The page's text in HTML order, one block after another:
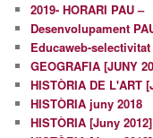
2019- HORARI PAU –
Desenvolupament
Educaweb-selectivitat
GEOGRAFIA [JUNY
HISTÒRIA DE L'ART
HISTÒRIA juny 2018
HISTÒRIA [Juny